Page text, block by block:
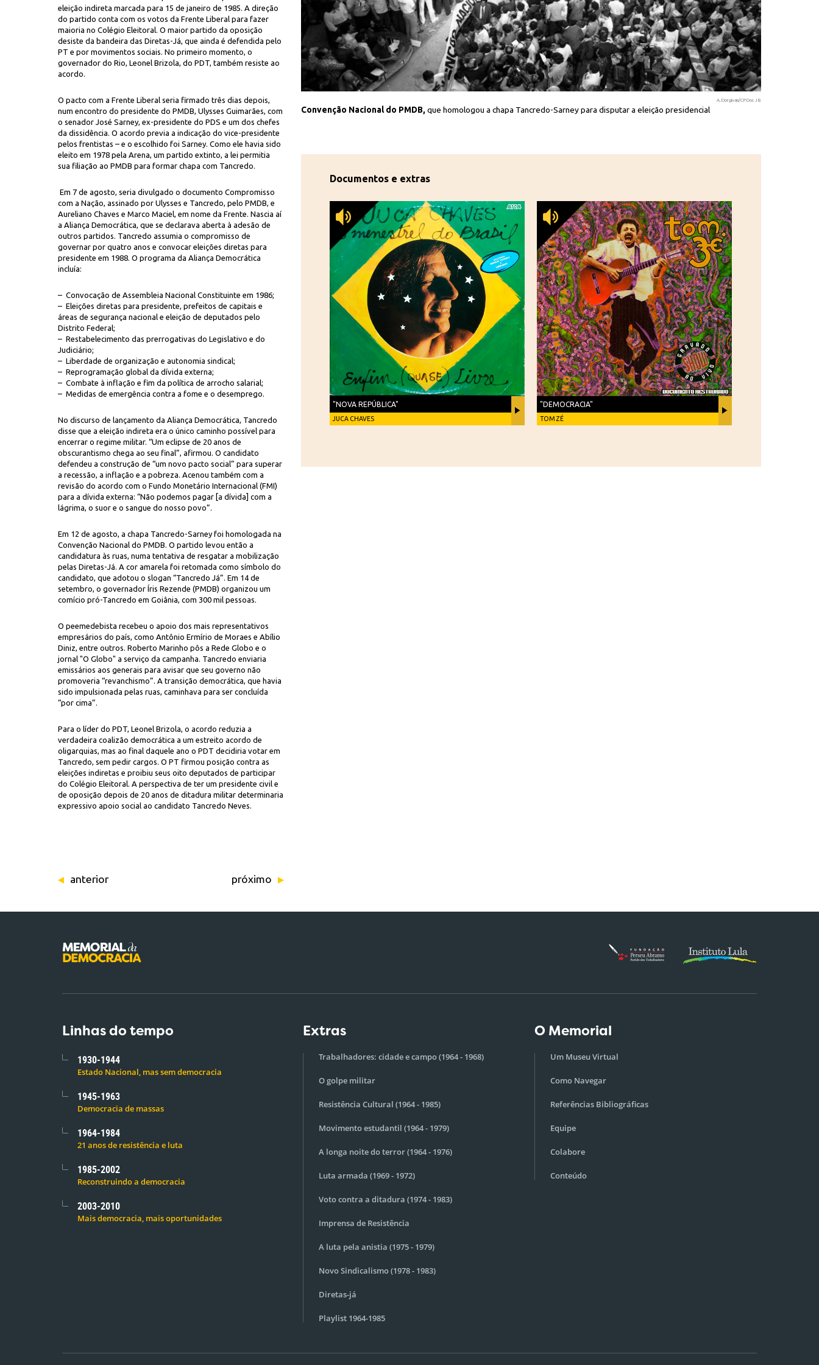
eleição indireta marcada para 15 de janeiro de 1985. A direção
do partido conta com os votos da Frente Liberal para fazer
maioria no Colégio Eleitoral. O maior partido da oposição
desiste da bandeira das Diretas-Já, que ainda é defendida pelo
PT e por movimentos sociais. No primeiro momento, o
governador do Rio, Leonel Brizola, do PDT, também resiste ao
acordo.
O pacto com a Frente Liberal seria firmado três dias depois,
num encontro do presidente do PMDB, Ulysses Guimarães, com
o senador José Sarney, ex-presidente do PDS e um dos chefes
da dissidência. O acordo previa a indicação do vice-presidente
pelos frentistas – e o escolhido foi Sarney. Como ele havia sido
eleito em 1978 pela Arena, um partido extinto, a lei permitia
sua filiação ao PMDB para formar chapa com Tancredo.
Em 7 de agosto, seria divulgado o documento Compromisso
com a Nação, assinado por Ulysses e Tancredo, pelo PMDB, e
Aureliano Chaves e Marco Maciel, em nome da Frente. Nascia aí
a Aliança Democrática, que se declarava aberta à adesão de
outros partidos. Tancredo assumia o compromisso de
governar por quatro anos e convocar eleições diretas para
presidente em 1988. O programa da Aliança Democrática
incluía:
– Convocação de Assembleia Nacional Constituinte em 1986;
– Eleições diretas para presidente, prefeitos de capitais e
áreas de segurança nacional e eleição de deputados pelo
Distrito Federal;
– Restabelecimento das prerrogativas do Legislativo e do
Judiciário;
– Liberdade de organização e autonomia sindical;
– Reprogramação global da dívida externa;
– Combate à inflação e fim da política de arrocho salarial;
– Medidas de emergência contra a fome e o desemprego.
No discurso de lançamento da Aliança Democrática, Tancredo
disse que a eleição indireta era o único caminho possível para
encerrar o regime militar. “Um eclipse de 20 anos de
obscurantismo chega ao seu final”, afirmou. O candidato
defendeu a construção de “um novo pacto social” para superar
a recessão, a inflação e a pobreza. Acenou também com a
revisão do acordo com o Fundo Monetário Internacional (FMI)
para a dívida externa: “Não podemos pagar [a dívida] com a
lágrima, o suor e o sangue do nosso povo”.
Em 12 de agosto, a chapa Tancredo-Sarney foi homologada na
Convenção Nacional do PMDB. O partido levou então a
candidatura às ruas, numa tentativa de resgatar a mobilização
pelas Diretas-Já. A cor amarela foi retomada como símbolo do
candidato, que adotou o slogan “Tancredo Já”. Em 14 de
setembro, o governador Íris Rezende (PMDB) organizou um
comício pró-Tancredo em Goiânia, com 300 mil pessoas.
O peemedebista recebeu o apoio dos mais representativos
empresários do país, como Antônio Ermírio de Moraes e Abílio
Diniz, entre outros. Roberto Marinho pôs a Rede Globo e o
jornal "O Globo" a serviço da campanha. Tancredo enviaria
emissários aos generais para avisar que seu governo não
promoveria “revanchismo”. A transição democrática, que havia
sido impulsionada pelas ruas, caminhava para ser concluída
“por cima”.
Para o líder do PDT, Leonel Brizola, o acordo reduzia a
verdadeira coalizão democrática a um estreito acordo de
oligarquias, mas ao final daquele ano o PDT decidiria votar em
Tancredo, sem pedir cargos. O PT firmou posição contra as
eleições indiretas e proibiu seus oito deputados de participar
do Colégio Eleitoral. A perspectiva de ter um presidente civil e
de oposição depois de 20 anos de ditadura militar determinaria
expressivo apoio social ao candidato Tancredo Neves.
anterior próximo
entre outras lideranças do PMDB e da Frente Liberal, na convenção
A.Dorgivan/CPDoc JB
Convenção Nacional do PMDB, que homologou a chapa Tancredo-Sarney para disputar a eleição presidencial
A.Dorgivan/CPDoc JB
Documentos e extras
"NOVA REPÚBLICA"
JUCA CHAVES
"DEMOCRACIA"
TOM ZÉ
Linhas do tempo
1930-1944
Estado Nacional, mas sem democracia
1945-1963
Democracia de massas
1964-1984
21 anos de resistência e luta
1985-2002
Reconstruindo a democracia
2003-2010
Mais democracia, mais oportunidades
Extras
Trabalhadores: cidade e campo (1964 - 1968)
O golpe militar
Resistência Cultural (1964 - 1985)
Movimento estudantil (1964 - 1979)
A longa noite do terror (1964 - 1976)
Luta armada (1969 - 1972)
Voto contra a ditadura (1974 - 1983)
Imprensa de Resistência
A luta pela anistia (1975 - 1979)
Novo Sindicalismo (1978 - 1983)
Diretas-já
Playlist 1964-1985
O Memorial
Um Museu Virtual
Como Navegar
Referências Bibliográficas
Equipe
Colabore
Conteúdo